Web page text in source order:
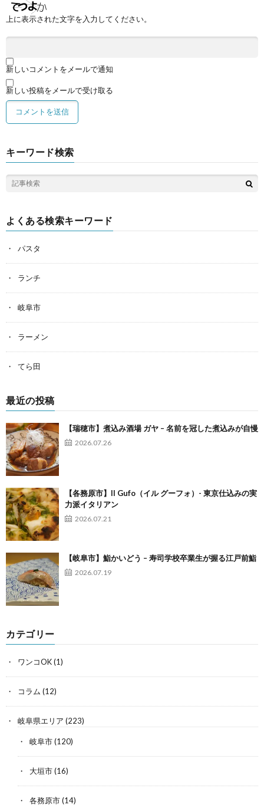
上に表示された文字を入力してください。
新しいコメントをメールで通知
新しい投稿をメールで受け取る
キーワード検索
よくある検索キーワード
パスタ
ランチ
岐阜市
ラーメン
てら田
最近の投稿
【瑞穂市】煮込み酒場 ガヤ – 名前を冠した煮込みが自慢
2026.07.26
【各務原市】Il Gufo（イル グーフォ）- 東京仕込みの実
力派イタリアン
2026.07.21
【岐阜市】鮨かいどう – 寿司学校卒業生が握る江戸前鮨
2026.07.19
カテゴリー
ワンコOK(1)
コラム (12)
岐阜県エリア (223)
岐阜市(120)
大垣市(16)
各務原市(14)